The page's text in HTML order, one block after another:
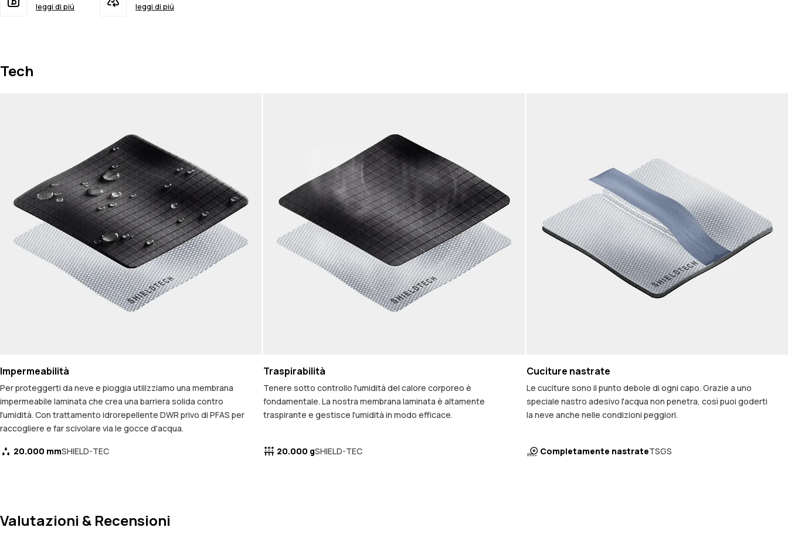
leggi di piú
leggi di piú
Tech
Impermeabilità
Per proteggerti da neve e pioggia utilizziamo una membrana
impermeabile laminata che crea una barriera solida contro
l'umidità. Con trattamento idrorepellente DWR privo di PFAS per
raccogliere e far scivolare via le gocce d'acqua.
20.000 mmSHIELD-TEC
Traspirabilità
Tenere sotto controllo l'umidità del calore corporeo è
fondamentale. La nostra membrana laminata è altamente
traspirante e gestisce l'umidità in modo efficace.
20.000 gSHIELD-TEC
Cuciture nastrate
Le cuciture sono il punto debole di ogni capo. Grazie a uno
speciale nastro adesivo l'acqua non penetra, così puoi goderti
la neve anche nelle condizioni peggiori.
Completamente nastrateTSGS
Valutazioni & Recensioni